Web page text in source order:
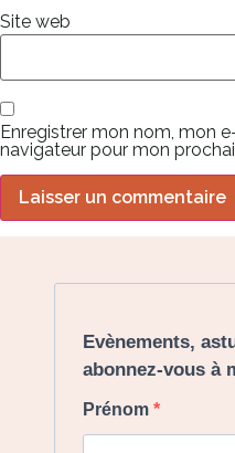
Site web
Enregistrer mon nom, mon
navigateur pour mon
Evènements,
abonnez-vous à
Prénom